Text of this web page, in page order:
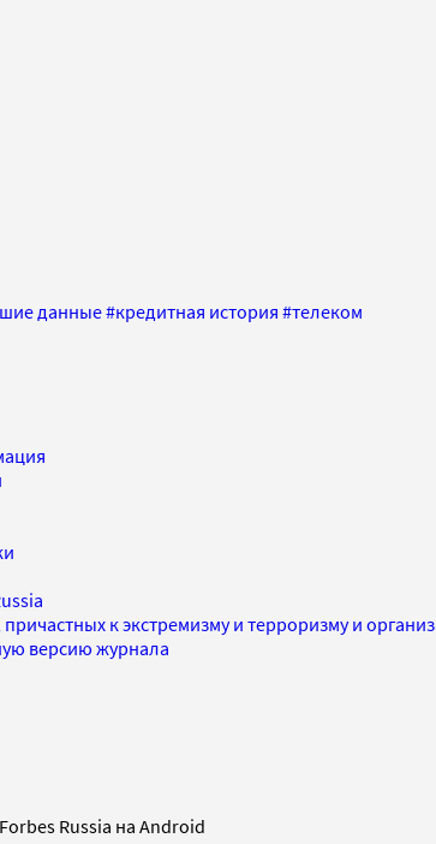
данные#кредитная история #телеком
к экстремизму и терроризму и
версию журнала
Russia на Android